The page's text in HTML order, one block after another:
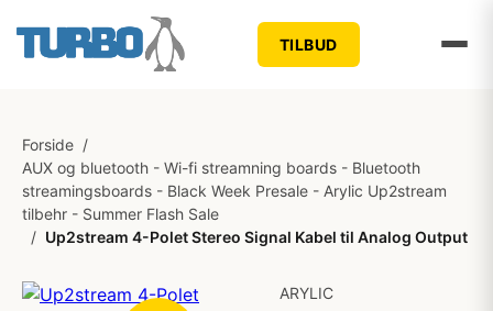
TILBUD
Forside /
AUX og bluetooth - Wi-fi streamning boards - Bluetooth
streamingsboards - Black Week Presale - Arylic Up2stream
tilbehr - Summer Flash Sale
/ Up2stream 4-Polet Stereo Signal Kabel til Analog Output
ARYLIC